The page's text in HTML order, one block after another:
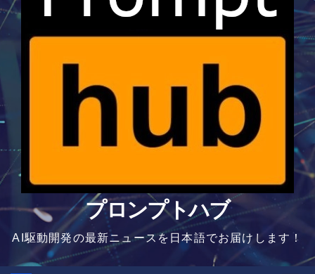
プロンプトハブ
AI駆動開発の最新ニュースを日本語でお届けします！